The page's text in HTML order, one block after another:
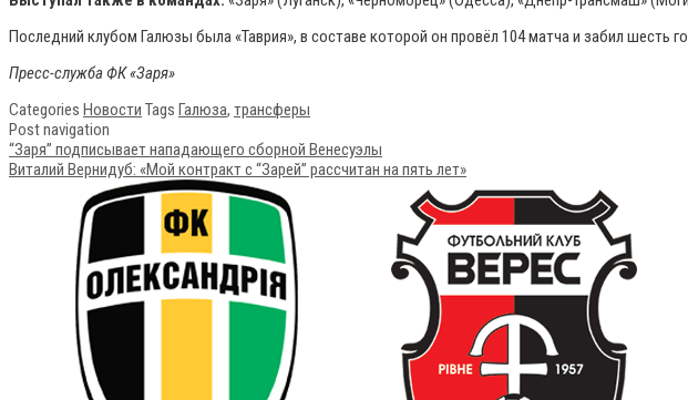
Последний клубом Галюзы была «Таврия», в составе которой он провёл 104 матча и забил шесть
Пресс-служба ФК «Заря»
Categories Новости Tags Галюза, трансферы
Post navigation
“Заря” подписывает нападающего сборной Венесуэлы
Виталий Вернидуб: «Мой контракт с “Зарей” рассчитан на пять лет»